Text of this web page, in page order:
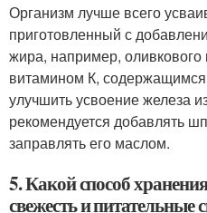
Организм лучше всего
приготовленный с
жира, например,
витамином К,
улучшить усвоение железа
рекомендуется добавлять
заправлять его маслом.
5. Какой способ
свежесть и питательные